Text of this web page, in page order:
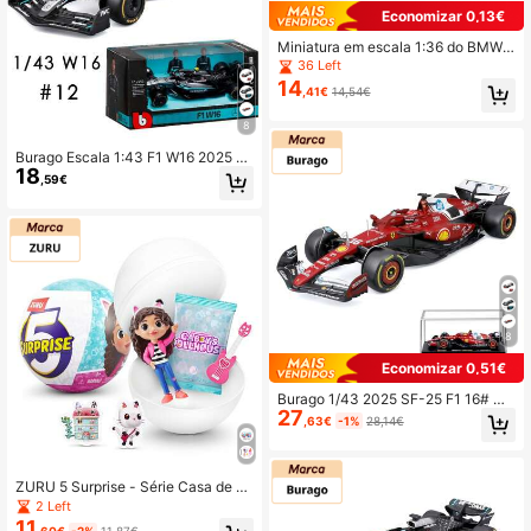
8
Burago Escala 1:43 F1 W16 2025 #1
2 Kimi Antonelli
18 ,59€
ZURU 5 Surprise - Série Casa de B
onecas da Gabby 1
2 Left
Economizar 0,13€
Miniatura em escala 1:36 do BMW
M4 CSL, carro esportivo, com porta
s que abrem, item de colecionador,
presente de aniversário.
36 Left
14 ,41€ 14,54€
8
Economizar 0,51€
Burago 1/43 2025 SF-25 F1 16# Ch
arles & 44# Lewis Hamilton Miniatu
ra de Carro de Corrida de Fórmula 1
25 16# Com Capacete)
27 ,63€ -1% 28,14€